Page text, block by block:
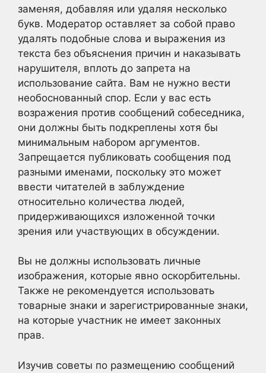
заменяя, добавляя или удаляя несколько
букв. Модератор оставляет за собой право
удалять подобные слова и выражения из
текста без объяснения причин и наказывать
нарушителя, вплоть до запрета на
использование сайта. Вам не нужно вести
необоснованный спор. Если у вас есть
возражения против сообщений собеседника,
они должны быть подкреплены хотя бы
минимальным набором аргументов.
Запрещается публиковать сообщения под
разными именами, поскольку это может
ввести читателей в заблуждение
относительно количества людей,
придерживающихся изложенной точки
зрения или участвующих в обсуждении.
Вы не должны использовать личные
изображения, которые явно оскорбительны.
Также не рекомендуется использовать
товарные знаки и зарегистрированные знаки,
на которые участник не имеет законных
прав.
Изучив советы по размещению сообщений